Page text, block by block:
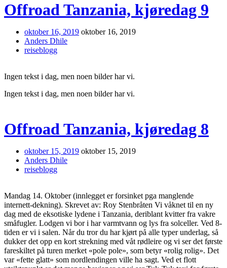
Offroad Tanzania, kjøredag 9
oktober 16, 2019 oktober 16, 2019
Anders Dhile
reiseblogg
Ingen tekst i dag, men noen bilder har vi.
Ingen tekst i dag, men noen bilder har vi.
Offroad Tanzania, kjøredag 8
oktober 15, 2019 oktober 15, 2019
Anders Dhile
reiseblogg
Mandag 14. Oktober (innlegget er forsinket pga manglende
internett-dekning). Skrevet av: Roy Stenbråten Vi våknet til en ny
dag med de eksotiske lydene i Tanzania, deriblant kvitter fra vakre
småfugler. Lodgen vi bor i har varmtvann og lys fra solceller. Ved 8-
tiden er vi i salen. Når du tror du har kjørt på alle typer underlag, så
dukker det opp en kort strekning med våt rødleire og vi ser det første
fareskiltet på turen merket «pole pole», som betyr «rolig rolig». Det
var «fette glatt» som nordlendingen ville ha sagt. Ved et flott